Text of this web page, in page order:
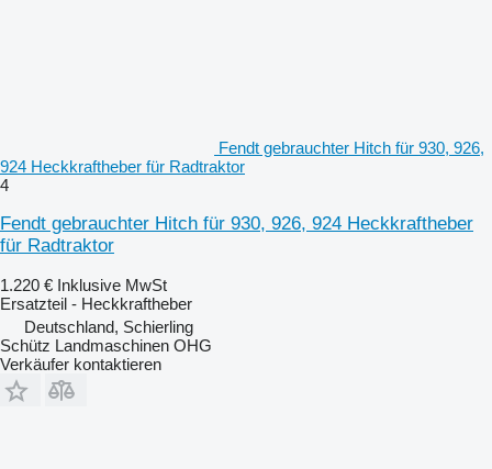
Fendt gebrauchter Hitch für 930, 926,
924 Heckkraftheber für Radtraktor
4
Fendt gebrauchter Hitch für 930, 926, 924 Heckkraftheber
für Radtraktor
1.220 € Inklusive MwSt
Ersatzteil - Heckkraftheber
Deutschland, Schierling
Schütz Landmaschinen OHG
Verkäufer kontaktieren